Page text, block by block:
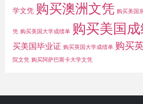
学文凭 购买澳洲文凭 购买美国
凭 购买美国大学成绩单 购买美国
买美国毕业证 购买英国大学成绩单 购买
院文凭 购买阿萨巴斯卡大学文凭